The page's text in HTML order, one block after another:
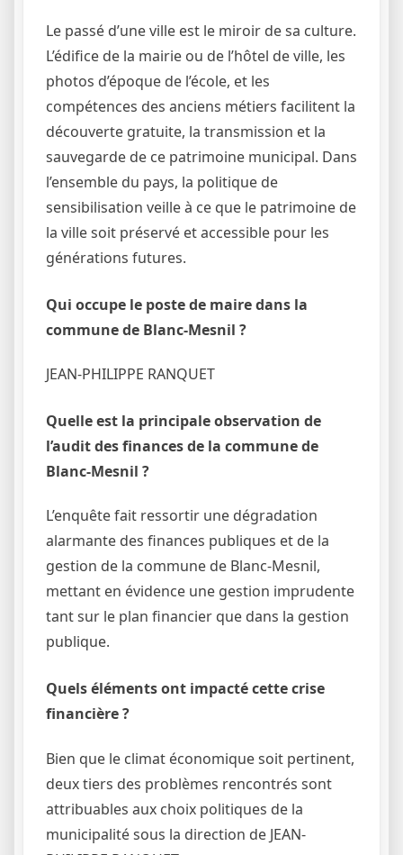
Le passé d’une ville est le miroir de sa culture.
L’édifice de la mairie ou de l’hôtel de ville, les
photos d’époque de l’école, et les
compétences des anciens métiers facilitent la
découverte gratuite, la transmission et la
sauvegarde de ce patrimoine municipal. Dans
l’ensemble du pays, la politique de
sensibilisation veille à ce que le patrimoine de
la ville soit préservé et accessible pour les
générations futures.
Qui occupe le poste de maire dans la
commune de Blanc-Mesnil ?
JEAN-PHILIPPE RANQUET
Quelle est la principale observation de
l’audit des finances de la commune de
Blanc-Mesnil ?
L’enquête fait ressortir une dégradation
alarmante des finances publiques et de la
gestion de la commune de Blanc-Mesnil,
mettant en évidence une gestion imprudente
tant sur le plan financier que dans la gestion
publique.
Quels éléments ont impacté cette crise
financière ?
Bien que le climat économique soit pertinent,
deux tiers des problèmes rencontrés sont
attribuables aux choix politiques de la
municipalité sous la direction de JEAN-